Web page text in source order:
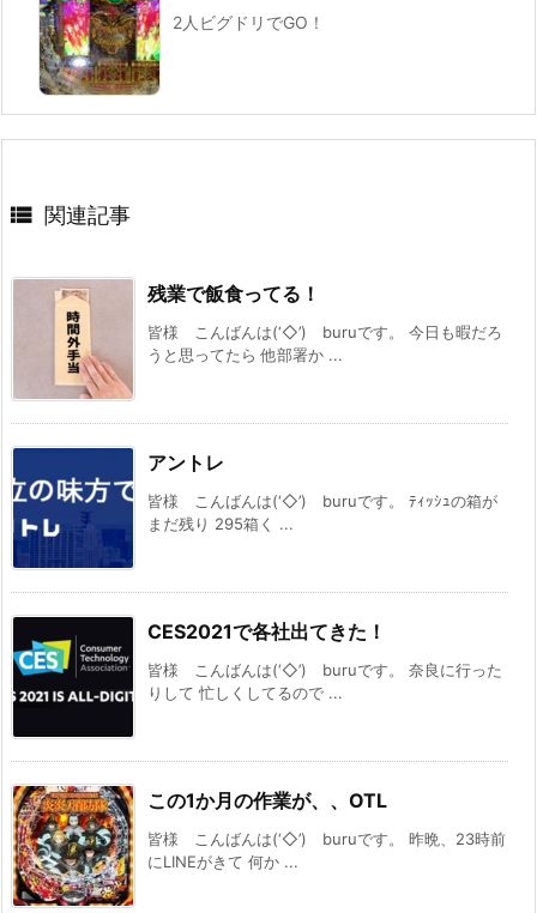
2人ビグドリでGO！
 関連記事
残業で飯食ってる！
皆様 こんばんは(‘◇’)ゞburuです。 今日も暇だろ
うと思ってたら 他部署か ...
アントレ
皆様 こんばんは(‘◇’)ゞburuです。 ﾃｨｯｼｭの箱が
まだ残り 295箱く ...
CES2021で各社出てきた！
皆様 こんばんは(‘◇’)ゞburuです。 奈良に行った
りして 忙しくしてるので ...
この1か月の作業が、、OTL
皆様 こんばんは(‘◇’)ゞburuです。 昨晩、23時前
にLINEがきて 何か ...